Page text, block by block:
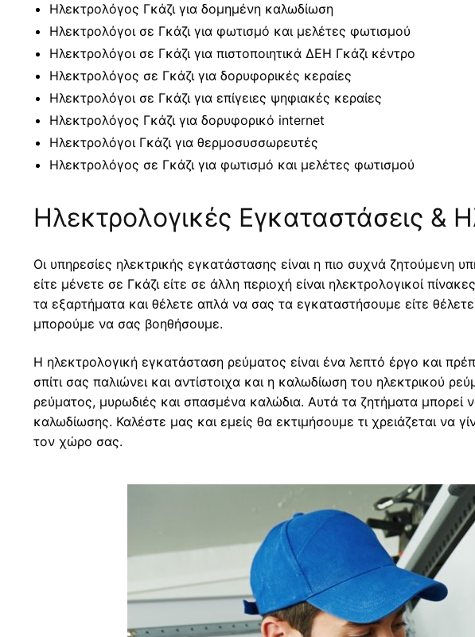
Ηλεκτρολόγος Γκάζι για δομημένη καλωδίωση
Ηλεκτρολόγοι σε Γκάζι για φωτισμό και μελέτες φωτισμού
Ηλεκτρολόγοι σε Γκάζι για πιστοποιητικά ΔΕΗ Γκάζι κέντρο
Ηλεκτρολόγος σε Γκάζι για δορυφορικές κεραίες
Ηλεκτρολόγοι σε Γκάζι για επίγειες ψηφιακές κεραίες
Ηλεκτρολόγος Γκάζι για δορυφορικό internet
Ηλεκτρολόγοι Γκάζι για θερμοσυσσωρευτές
Ηλεκτρολόγος σε Γκάζι για φωτισμό και μελέτες φωτισμού
Ηλεκτρολογικές Εγκαταστάσεις &
Οι υπηρεσίες ηλεκτρικής εγκατάστασης είναι η πιο συχνά ζητούμενη
είτε μένετε σε Γκάζι είτε σε άλλη περιοχή είναι ηλεκτρολογικοί
τα εξαρτήματα και θέλετε απλά να σας τα εγκαταστήσουμε είτε
μπορούμε να σας βοηθήσουμε.
Η ηλεκτρολογική εγκατάσταση ρεύματος είναι ένα λεπτό έργο και
σπίτι σας παλιώνει και αντίστοιχα και η καλωδίωση του
ρεύματος, μυρωδιές και σπασμένα καλώδια. Αυτά τα ζητήματα μπορεί
καλωδίωσης. Καλέστε μας και εμείς θα εκτιμήσουμε τι χρειάζεται να
τον χώρο σας.